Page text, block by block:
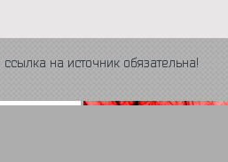
на источник обязательна!